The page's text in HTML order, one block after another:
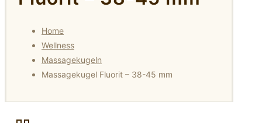
Home
Wellness
Massagekugeln
Massagekugel Fluorit – 38-45 mm